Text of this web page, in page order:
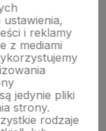
adres e-mail
i reklamy
z mediami
jedynie pliki
strony.
rodzaje